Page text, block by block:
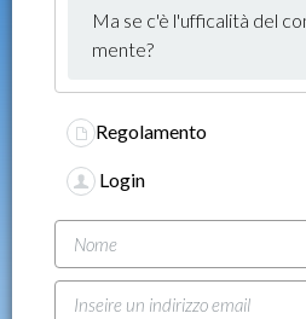
Ma se c'è l'ufficalità del
mente?
Regolamento
Login